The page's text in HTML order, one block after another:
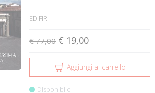
EDIFIR
€ 77,00 € 19,00
Aggiungi al carrello
Disponibile